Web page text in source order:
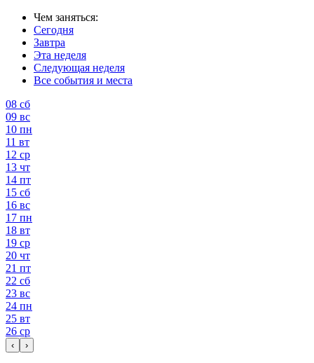
Чем заняться:
Сегодня
Завтра
Эта неделя
Следующая неделя
Все события и места
08 сб
09 вс
10 пн
11 вт
12 ср
13 чт
14 пт
15 сб
16 вс
17 пн
18 вт
19 ср
20 чт
21 пт
22 сб
23 вс
24 пн
25 вт
26 ср
‹ ›